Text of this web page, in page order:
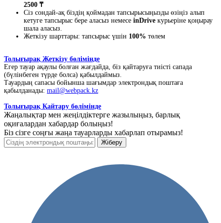
2500 ₸
Сіз сондай-ақ біздің қоймадан тапсырысыңызды өзіңіз алып
кетуге тапсырыс бере аласыз немесе inDrive курьеріне қоңырау
шала аласыз.
Жеткізу шарттары: тапсырыс үшін 100% төлем
Толығырақ Жеткізу бөлімінде
Егер тауар ақаулы болған жағдайда, біз қайтаруға тиісті сапада
(бүлінбеген түрде болса) қабылдаймыз.
Тауардың сапасы бойынша шағымдар электрондық поштаға
қабылданады: mail@webpack.kz
Толығырақ Қайтару бөлімінде
Жаңалықтар мен жеңілдіктерге жазылыңыз, барлық
оқиғалардан хабардар болыңыз!
Біз сізге соңғы жаңа тауарларды хабарлап отырамыз!